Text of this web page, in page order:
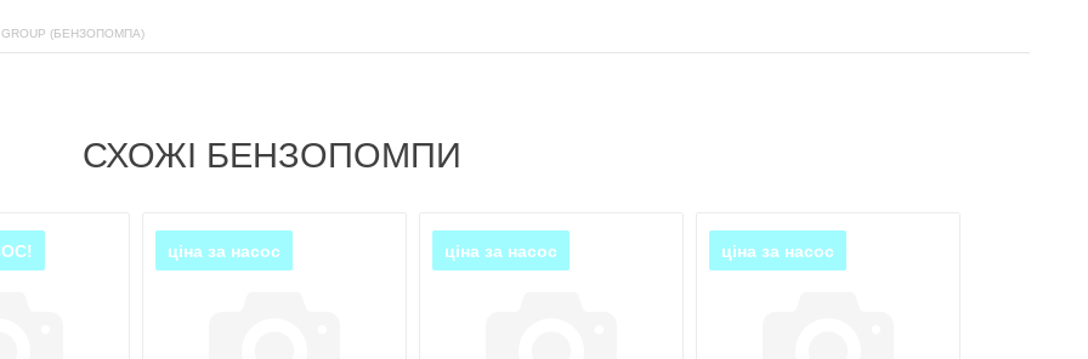
(БЕНЗОПОМПА)
СХОЖІ БЕНЗОПОМПИ
ціна за насос ціна за насос ціна за насос